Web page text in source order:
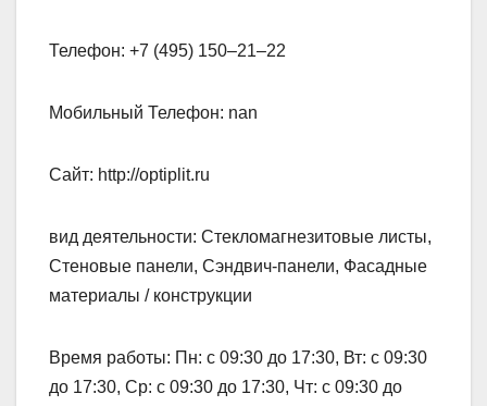
Телефон: +7 (495) 150‒21‒22
Мобильный Телефон: nan
Сайт: http://optiplit.ru
вид деятельности: Стекломагнезитовые листы,
Стеновые панели, Сэндвич-панели, Фасадные
материалы / конструкции
Время работы: Пн: с 09:30 до 17:30, Вт: с 09:30
до 17:30, Ср: с 09:30 до 17:30, Чт: с 09:30 до